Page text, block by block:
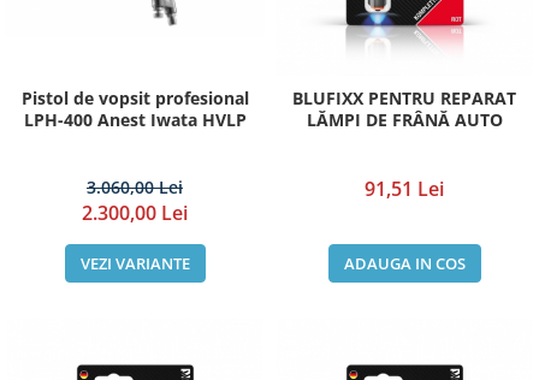
TANOS Systainer cutii
Cutii organizatoare pentru
depozitare si transport - TANOS
Placi modulare Swisstrax
Pistol de vopsit profesional
LPH-400 Anest Iwata HVLP
3.060,00 Lei
2.300,00 Lei
VEZI VARIANTE
BLUFIXX PENTRU REPARAT
LĂMPI DE FRÂNĂ AUTO
91,51 Lei
ADAUGA IN COS